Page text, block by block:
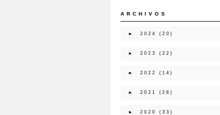
ARCHIVOS
► 2024 (20)
► 2023 (22)
► 2022 (14)
► 2021 (28)
► 2020 (33)